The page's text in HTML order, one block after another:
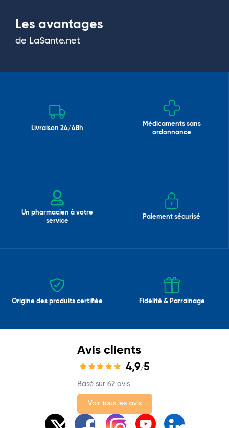
Les avantages
de LaSante.net
Livraison 24/48h
Médicaments sans
ordonnance
Un pharmacien à votre
service
Paiement sécurisé
Origine des produits certifiée Fidélité & Parrainage
Avis clients
4,9/5
Basé sur 62 avis.
Voir tous les avis